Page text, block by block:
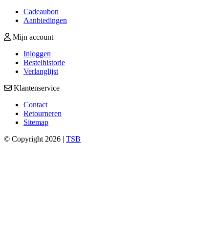
Cadeaubon
Aanbiedingen
Mijn account
Inloggen
Bestelhistorie
Verlanglijst
Klantenservice
Contact
Retourneren
Sitemap
© Copyright 2026 | TSB